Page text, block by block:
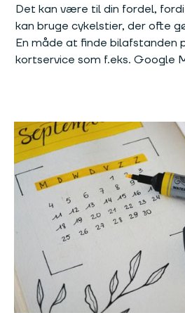
Det kan være til din fordel,
kan bruge cykelstier, der ofte
En måde at finde bilafstanden
kortservice som f.eks. Google